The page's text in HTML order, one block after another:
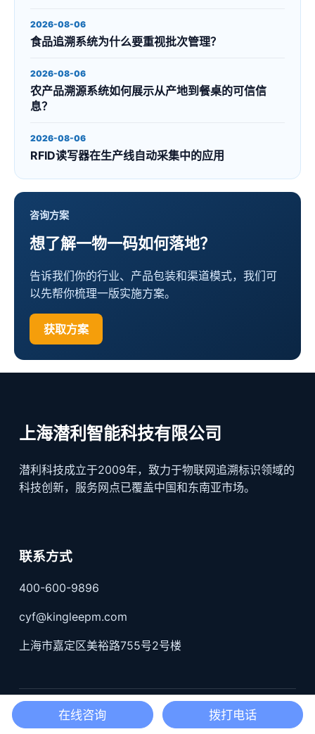
2026-08-06
食品追溯系统为什么要重视批次管理？
2026-08-06
农产品溯源系统如何展示从产地到餐桌的可信信
息？
2026-08-06
RFID读写器在生产线自动采集中的应用
咨询方案
想了解一物一码如何落地？
告诉我们你的行业、产品包装和渠道模式，我们可
以先帮你梳理一版实施方案。
获取方案
上海潜利智能科技有限公司
潜利科技成立于2009年，致力于物联网追溯标识领域的
科技创新，服务网点已覆盖中国和东南亚市场。
联系方式
400-600-9896
cyf@kingleepm.com
上海市嘉定区美裕路755号2号楼
沪公网安备31011402004519号； 沪ICP备17022330号-3
在线咨询 拨打电话